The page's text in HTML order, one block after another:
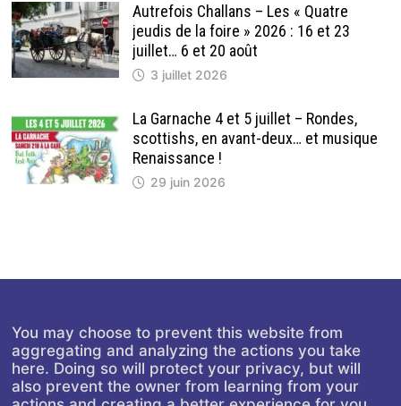
Autrefois Challans – Les « Quatre
jeudis de la foire » 2026 : 16 et 23
juillet… 6 et 20 août
3 juillet 2026
La Garnache 4 et 5 juillet – Rondes,
scottishs, en avant-deux… et musique
Renaissance !
29 juin 2026
You may choose to prevent this website from
aggregating and analyzing the actions you take
here. Doing so will protect your privacy, but will
also prevent the owner from learning from your